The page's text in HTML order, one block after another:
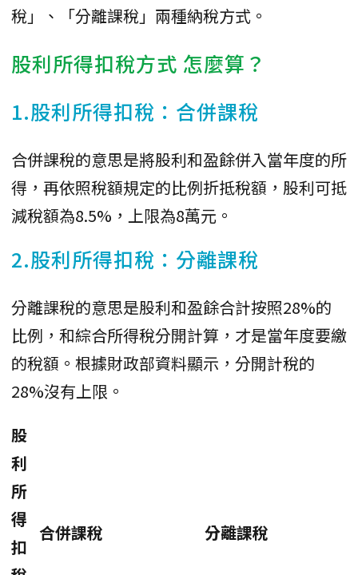
稅」、「分離課稅」兩種納稅方式。
股利所得扣稅方式 怎麼算？
1.股利所得扣稅：合併課稅
合併課稅的意思是將股利和盈餘併入當年度的所
得，再依照稅額規定的比例折抵稅額，股利可抵
減稅額為8.5%，上限為8萬元。
2.股利所得扣稅：分離課稅
分離課稅的意思是股利和盈餘合計按照28%的
比例，和綜合所得稅分開計算，才是當年度要繳
的稅額。根據財政部資料顯示，分開計稅的
28%沒有上限。
股
利
所
得
扣
合併課稅 分離課稅